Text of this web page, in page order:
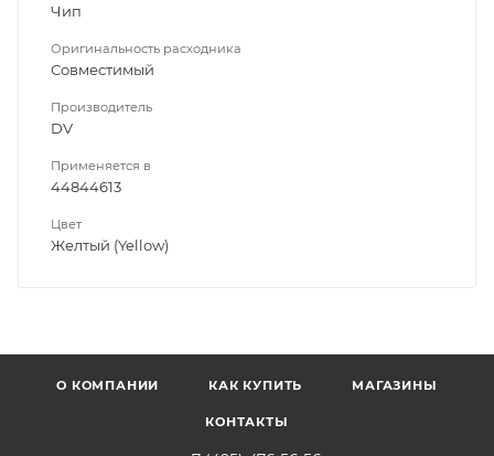
Чип
Оригинальность расходника
Совместимый
Производитель
DV
Применяется в
44844613
Цвет
Желтый (Yellow)
О КОМПАНИИ КАК КУПИТЬ МАГАЗИНЫ
КОНТАКТЫ